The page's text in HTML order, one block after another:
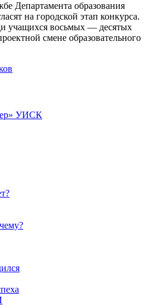
Департамента образования
на городской этап конкурса.
учащихся восьмых — десятых
смене образовательного
УИСК